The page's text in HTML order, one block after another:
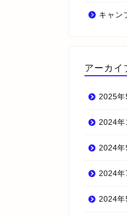
キャン
アーカイ
2025年
2024年
2024年
2024年
2024年